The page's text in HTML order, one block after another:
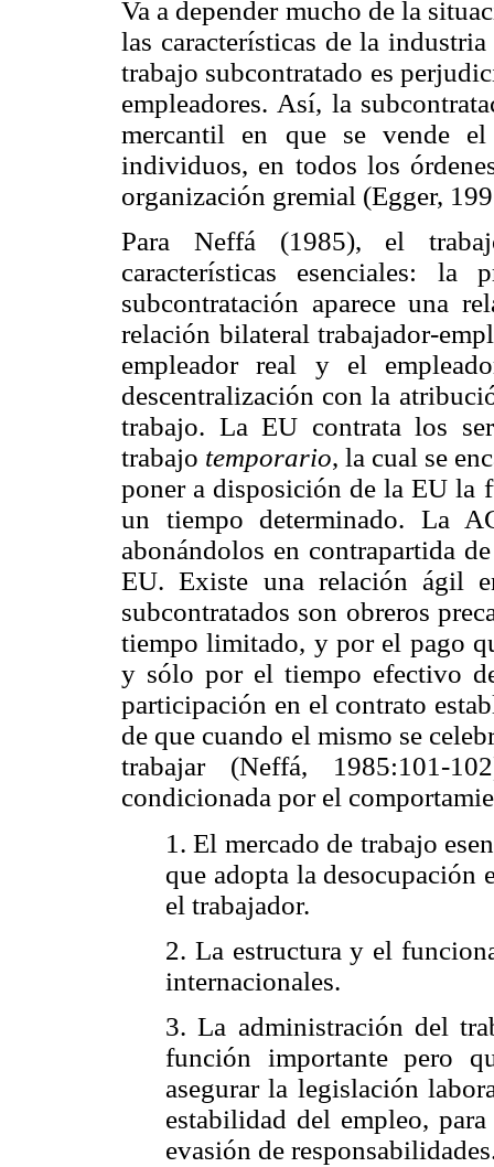
Va a depender mucho de la
las características de la
trabajo subcontratado es
empleadores. Así, la
mercantil en que se vende
individuos, en todos los
organización gremial (Egger,
Para Neffá (1985), el
características esenciales:
subcontratación aparece una
relación bilateral trabajador-
empleador real y el
descentralización con la
trabajo. La EU contrata los
trabajo temporario, la cual se
poner a disposición de la EU la
un tiempo determinado. La
abonándolos en contrapartida
EU. Existe una relación ágil
subcontratados son obreros
tiempo limitado, y por el pago
y sólo por el tiempo efectivo
participación en el contrato
de que cuando el mismo se
trabajar (Neffá, 1985:101-
condicionada por el
1. El mercado de trabajo
que adopta la
el trabajador.
2. La estructura y el
internacionales.
3. La administración del
función importante pero
asegurar la legislación
estabilidad del empleo,
evasión de